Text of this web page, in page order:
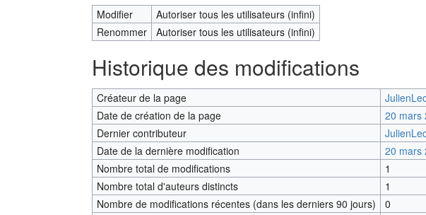
Modifier
Autoriser tous les utilisateurs (infini)
Renommer
Autoriser tous les utilisateurs (infini)
Historique des modifications
Créateur de la page
Date de création de la page
20 mars
Dernier contributeur
Date de la dernière modification
20 mars
Nombre total de modifications
1
Nombre total d'auteurs distincts
1
Nombre de modifications récentes (dans les derniers 90 jours)
0